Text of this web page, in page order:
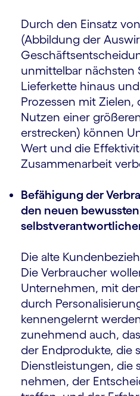
Durch den Einsatz
(Abbildung der
unmittelbar nächsten
Lieferkette hinaus
Prozessen mit Zielen,
Nutzen einer
erstrecken) können
Wert und die
Zusammenarbeit
Befähigung der
den neuen
Die alte
Die Verbraucher
Unternehmen, mit
durch
kennengelernt
zunehmend auch,
der Endprodukte, die
Dienstleistungen, die
nehmen, der